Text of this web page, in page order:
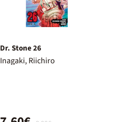
Dr. Stone 26
Inagaki, Riichiro